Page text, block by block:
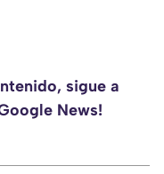
sigue a
News!